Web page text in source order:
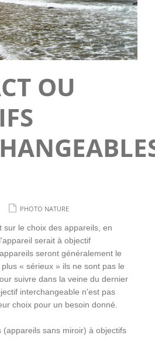
OU
PHOTO NATURE
sur le choix des appareils, en
serait à objectif
seront généralement le
« sérieux » ils ne sont pas le
suivre dans la veine du dernier
interchangeable n'est pas
choix pour un besoin donné.
(appareils sans miroir) à objectifs